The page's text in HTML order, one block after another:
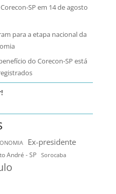
SP em 14 de agosto
para a etapa nacional da
do Corecon-SP está
Ex-presidente
André - SP
Sorocaba